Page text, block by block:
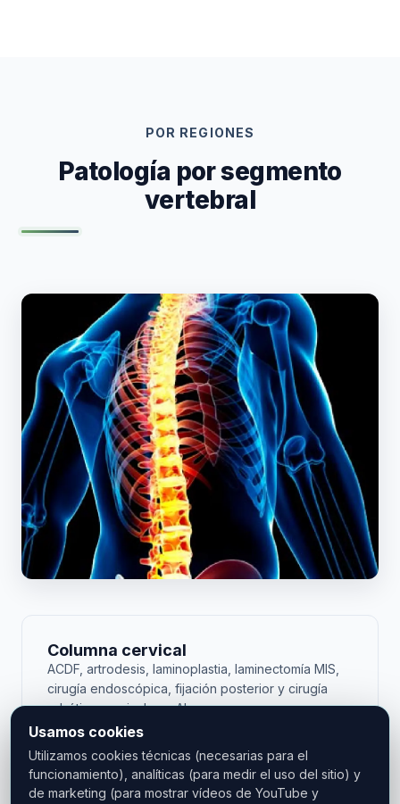
POR REGIONES
Patología por segmento
vertebral
Columna cervical
ACDF, artrodesis, laminoplastia, laminectomía MIS,
cirugía endoscópica, fijación posterior y cirugía
robótica cervical con Alaya.
Ver cervical →
Usamos cookies
Utilizamos cookies técnicas (necesarias para el
funcionamiento), analíticas (para medir el uso del sitio) y
de marketing (para mostrar vídeos de YouTube y